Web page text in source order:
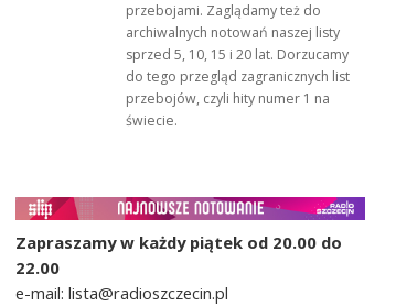
przebojami. Zaglądamy też do
archiwalnych notowań naszej listy
sprzed 5, 10, 15 i 20 lat. Dorzucamy
do tego przegląd zagranicznych list
przebojów, czyli hity numer 1 na
świecie.
Zapraszamy w każdy piątek od 20.00 do
22.00
e-mail: lista@radioszczecin.pl